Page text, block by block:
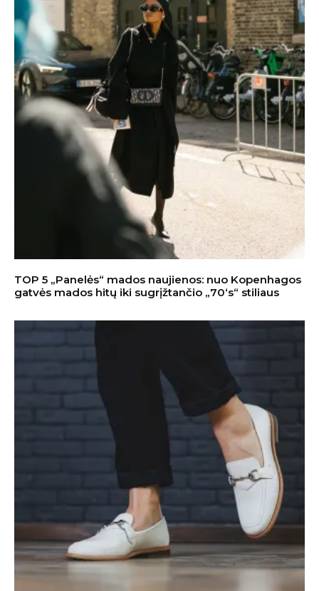
TOP 5 „Panelės“ mados naujienos: nuo Kopenhagos
gatvės mados hitų iki sugrįžtančio „70‘s“ stiliaus